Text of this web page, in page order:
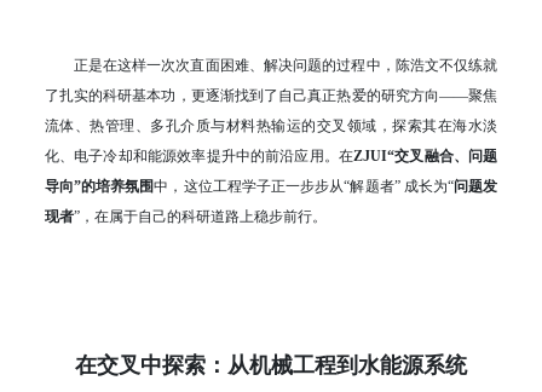
正是在这样一次次直面困难、解决问题的过程中，陈浩文不仅练就
了扎实的科研基本功，更逐渐找到了自己真正热爱的研究方向——聚焦
流体、热管理、多孔介质与材料热输运的交叉领域，探索其在海水淡
化、电子冷却和能源效率提升中的前沿应用。在ZJUI“交叉融合、问题
导向”的培养氛围中，这位工程学子正一步步从“解题者” 成长为“问题发
现者”，在属于自己的科研道路上稳步前行。
在交叉中探索：从机械工程到水能源系统